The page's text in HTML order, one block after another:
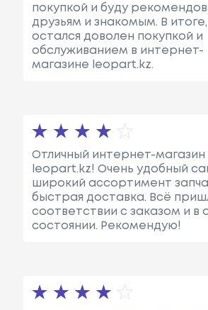
покупкой и буду
друзьям и знакомым. В итоге,
остался доволен покупкой и
обслуживанием в интернет-
магазине leopart.kz.
Отличный интернет-магазин
leopart.kz! Очень удобный
широкий ассортимент
быстрая доставка. Всё
соответствии с заказом и в
состоянии. Рекомендую!